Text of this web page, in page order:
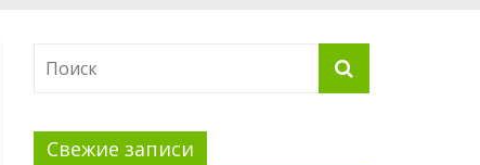
Свежие записи